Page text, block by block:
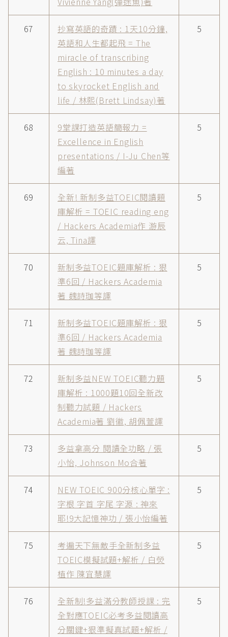
67
抄寫英語的奇蹟 : 1天10分鐘,
英語和人生都起飛 = The
miracle of transcribing
English : 10 minutes a day
to skyrocket English and
life / 林熙(Brett Lindsay)著
5
68
9堂課打造英語簡報力 =
Excellence in English
presentations / I-Ju Chen等
編著
5
69
全新! 新制多益TOEIC閱讀題
庫解析 = TOEIC reading eng
/ Hackers Academia作 游辰
云, Tina譯
5
70
新制多益TOEIC題庫解析 : 狠
準6回 / Hackers Academia
著 魏詩珈等譯
5
71
新制多益TOEIC題庫解析 : 狠
準6回 / Hackers Academia
著 魏詩珈等譯
5
72
新制多益NEW TOEIC聽力題
庫解析 : 1000題10回全新改
制聽力試題 / Hackers
Academia著 劉徽, 胡佩萱譯
5
73
多益拿高分 閱讀全功略 / 張
小怡, Johnson Mo合著
5
74
NEW TOEIC 900分核心單字 :
字根 字首 字尾 字源 : 神來
耶!9大記憶神功 / 張小怡編著
5
75
考遍天下無敵手全新制多益
TOEIC模擬試題+解析 / 白熒
植作 陳宜慧譯
5
76
全新制!多益滿分教師授課 : 完
全對應TOEIC必考多益閱讀高
分關鍵+狠準擬真試題+解析 /
5